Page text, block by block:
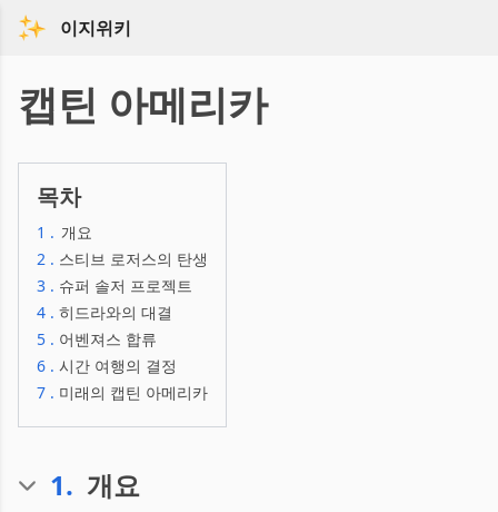
이지위키
캡틴 아메리카
목차
1 . 개요
2 . 스티브 로저스의 탄생
3 . 슈퍼 솔저 프로젝트
4 . 히드라와의 대결
5 . 어벤져스 합류
6 . 시간 여행의 결정
7 . 미래의 캡틴 아메리카
1. 개요